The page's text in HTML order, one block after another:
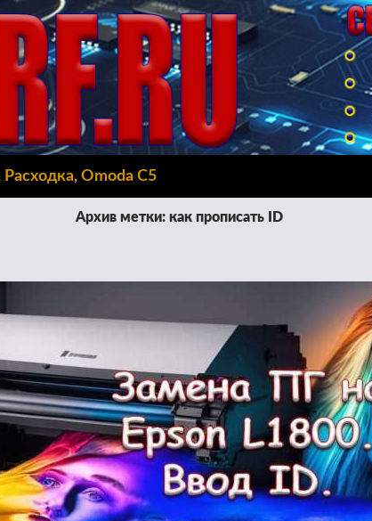
Omoda C5
Архив метки: как прописать ID